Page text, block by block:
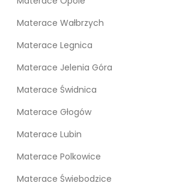
Materace Wałbrzych
Materace Legnica
Materace Jelenia Góra
Materace Świdnica
Materace Głogów
Materace Lubin
Materace Polkowice
Materace Świebodzice